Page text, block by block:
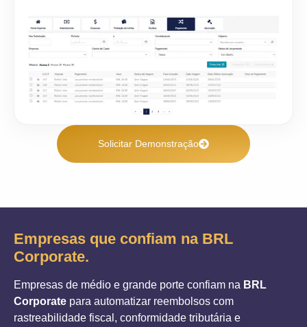
Solicitar Demonstração
Empresas que confiam na BRL
Corporate.
Empresas de médio e grande porte confiam na BRL
Corporate para automatizar reembolsos com
rastreabilidade fiscal, conformidade tributária e